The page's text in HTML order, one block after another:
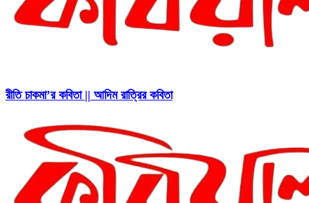
রীতি চাকমা’র কবিতা || আদিম রাত্রির কবিতা